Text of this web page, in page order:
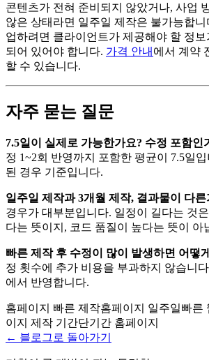
콘텐츠가 전혀 준비되지 않았거나, 사업
않은 상태라면 일주일 제작은 불가능합
업하려면 클라이언트가 제공해야 할 정보
되어 있어야 합니다. 가격 안내 에서 계약
할 수 있습니다.
자주 묻는 질문
7.5일이 실제로 가능한가요? 수정 포함인
정 1~2회 반영까지 포함한 평균이 7.5일입
된 경우 기준입니다.
일주일 제작과 3개월 제작, 결과물이 다른
경우가 대부분입니다. 일정이 길다는 것
다는 뜻이지, 코드 품질이 높다는 뜻이 아
빠른 제작 후 수정이 많이 발생하면 어떻
정 횟수에 추가 비용을 부과하지 않습니
에서 반영합니다.
홈페이지 빠른 제작홈페이지 일주일빠른
이지 제작 기간단기간 홈페이지
← 블로그로 돌아가기